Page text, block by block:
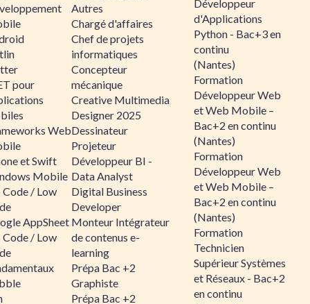
pour
Web
et Swift
Mobile
/ Low
AppSheet
/ Low
Autres
Chargé d'affaires
Chef de projets
informatiques
Concepteur
mécanique
Creative Multimedia
Designer 2025
Dessinateur
Projeteur
Développeur BI -
Data Analyst
Digital Business
Developer
Monteur Intégrateur
de contenus e-
learning
Prépa Bac +2
Graphiste
Prépa Bac +2
Développeur
d'Applications
Python - Bac+3 en
continu
(Nantes)
Formation
Développeur Web
et Web Mobile –
Bac+2 en continu
(Nantes)
Formation
Développeur Web
et Web Mobile –
Bac+2 en continu
(Nantes)
Formation
Technicien
Supérieur Systèmes
et Réseaux - Bac+2
en continu